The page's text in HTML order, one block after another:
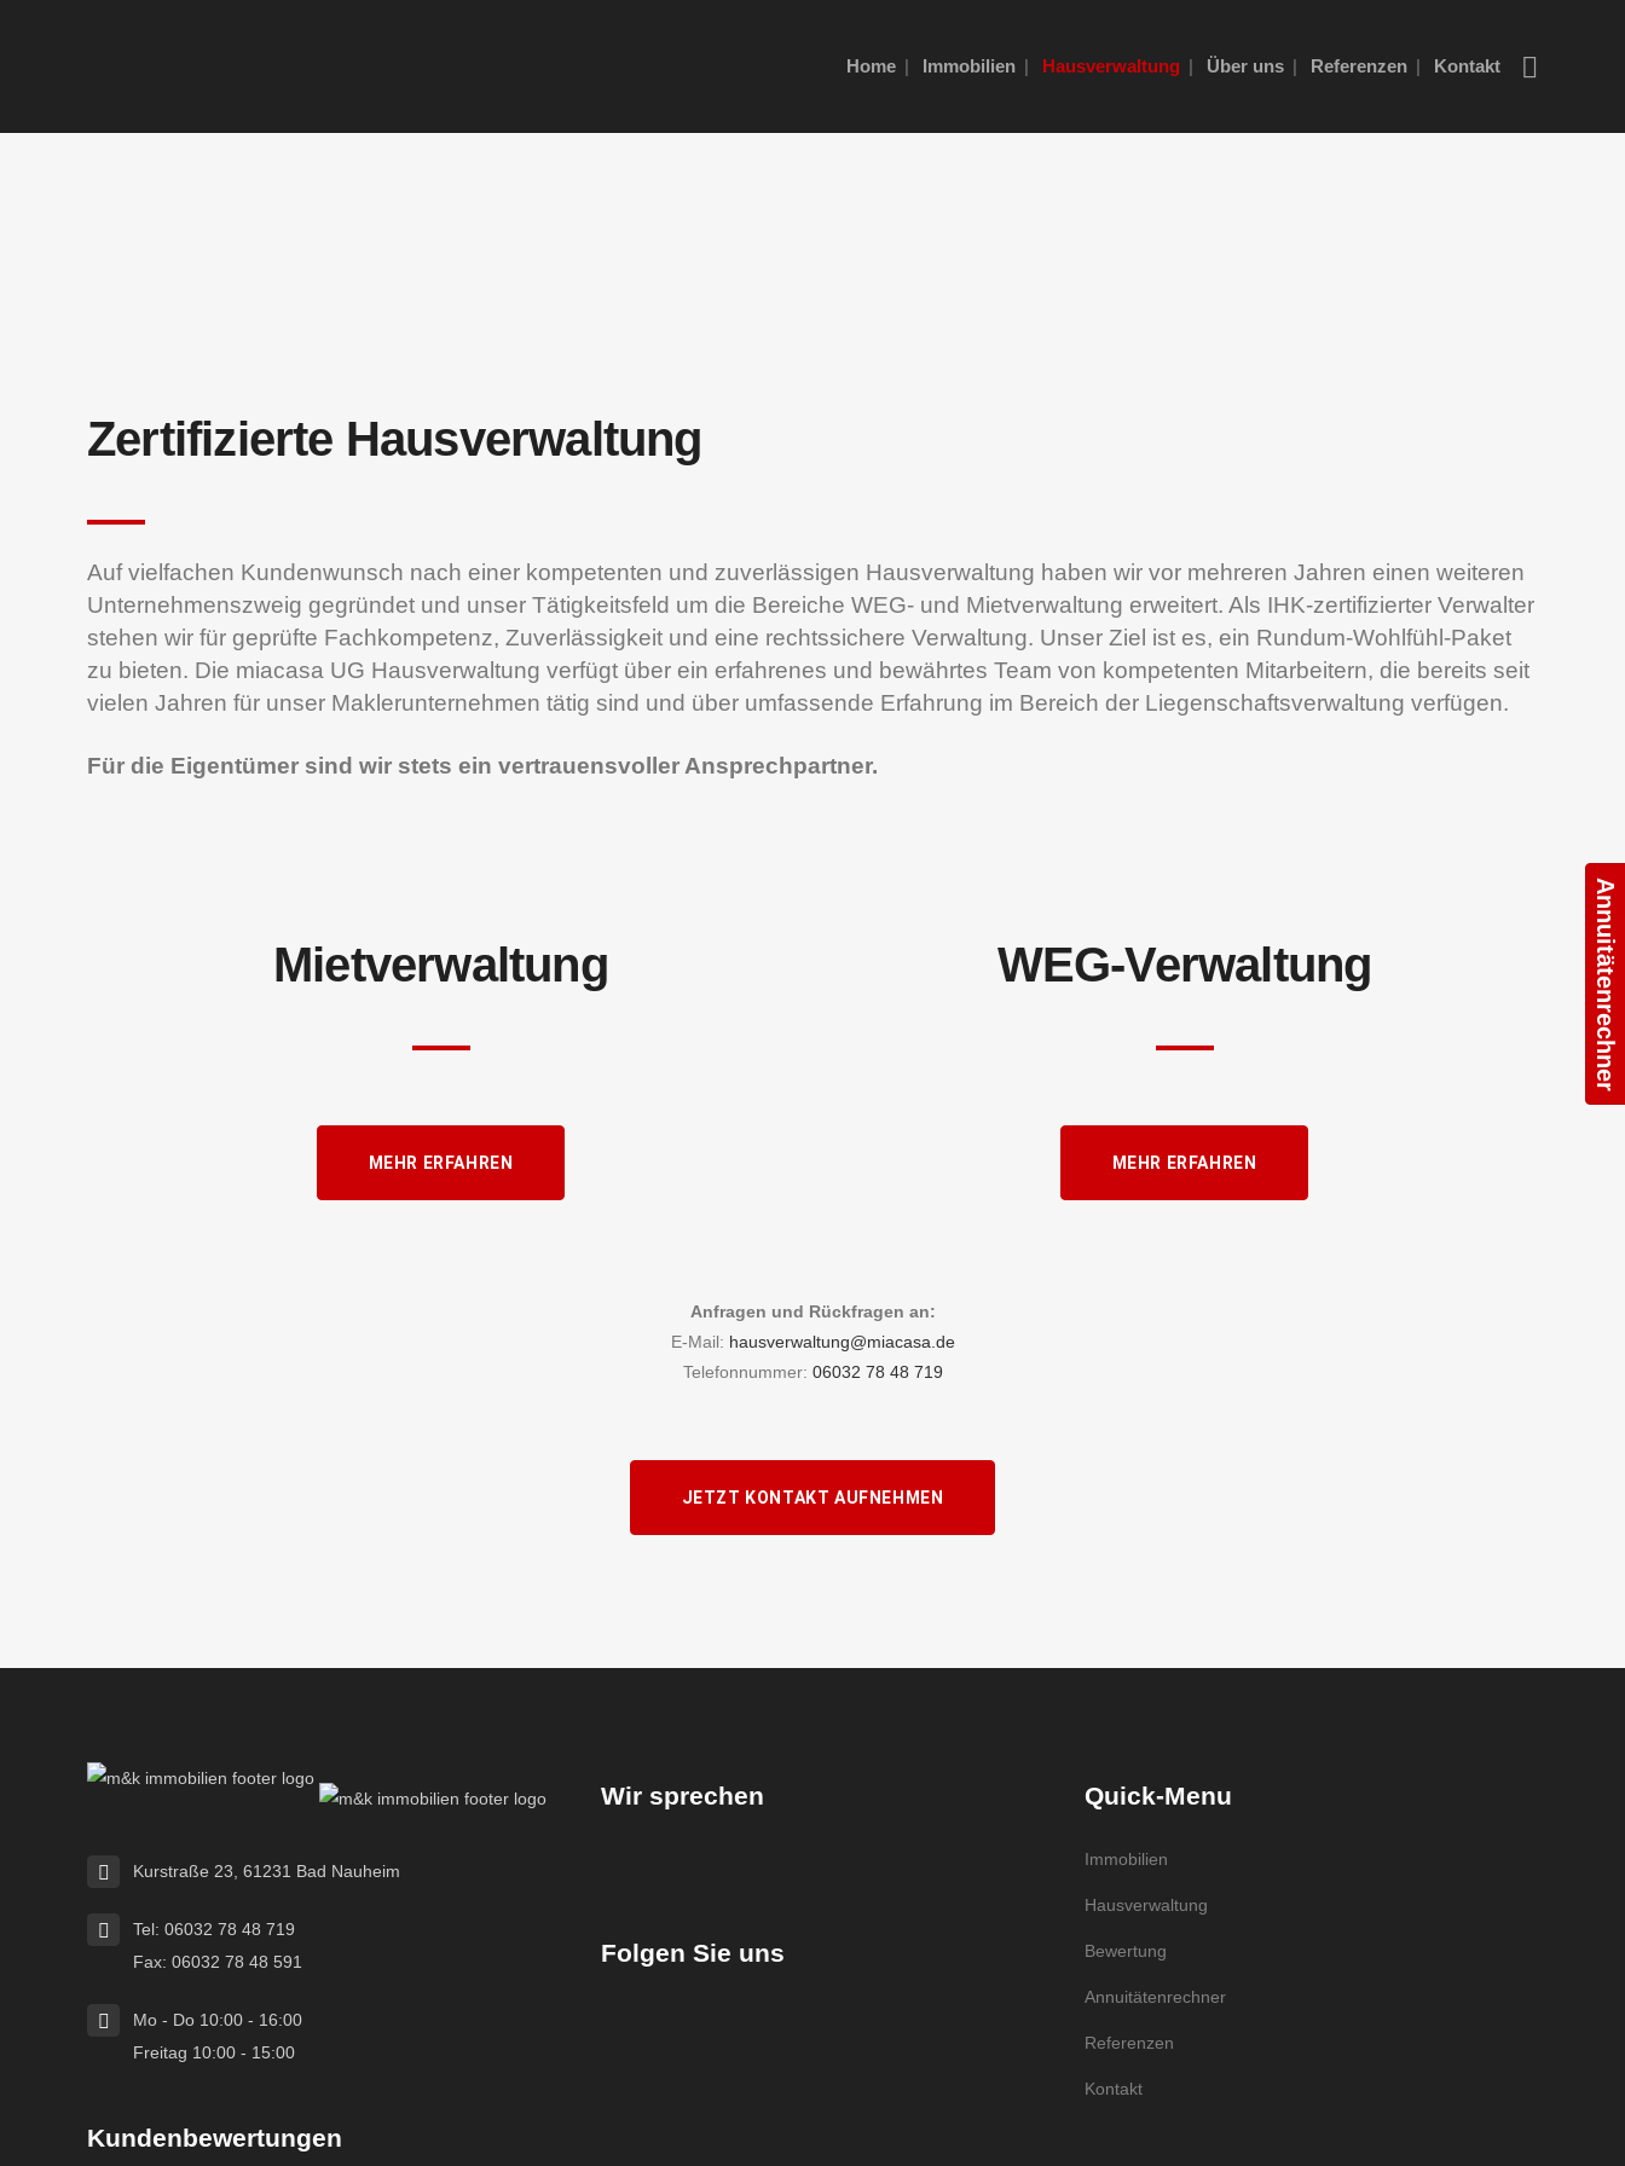
Home Immobilien Hausverwaltung Über uns Referenzen Kontakt
Zertifizierte Hausverwaltung
Auf vielfachen Kundenwunsch nach einer kompetenten und zuverlässigen Hausverwaltung haben wir vor mehreren Jahren einen weiteren
Unternehmenszweig gegründet und unser Tätigkeitsfeld um die Bereiche WEG- und Mietverwaltung erweitert. Als IHK-zertifizierter Verwalter
stehen wir für geprüfte Fachkompetenz, Zuverlässigkeit und eine rechtssichere Verwaltung. Unser Ziel ist es, ein Rundum-Wohlfühl-Paket
zu bieten. Die miacasa UG Hausverwaltung verfügt über ein erfahrenes und bewährtes Team von kompetenten Mitarbeitern, die bereits seit
vielen Jahren für unser Maklerunternehmen tätig sind und über umfassende Erfahrung im Bereich der Liegenschaftsverwaltung verfügen.
Für die Eigentümer sind wir stets ein vertrauensvoller Ansprechpartner.
Mietverwaltung
MEHR ERFAHREN
WEG-Verwaltung
MEHR ERFAHREN
Anfragen und Rückfragen an:
E-Mail: hausverwaltung@miacasa.de
Telefonnummer: 06032 78 48 719
JETZT KONTAKT AUFNEHMEN
Kurstraße 23, 61231 Bad Nauheim
Tel: 06032 78 48 719
Fax: 06032 78 48 591
Mo - Do 10:00 - 16:00
Freitag 10:00 - 15:00
Kundenbewertungen
Wir sprechen
Folgen Sie uns
Quick-Menu
Immobilien
Hausverwaltung
Bewertung
Annuitätenrechner
Referenzen
Kontakt
Annuitätenrechner